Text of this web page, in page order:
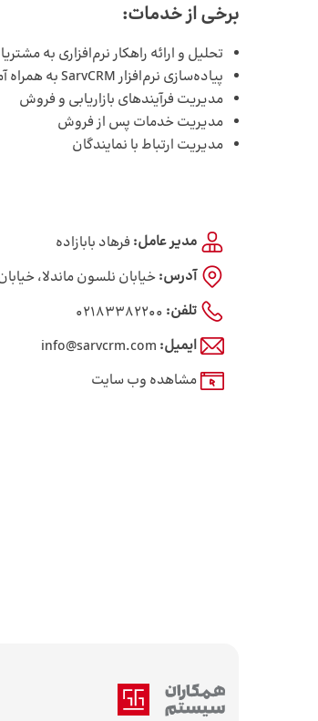
برخی از خدمات:
تحلیل و ارائه راهکار نرم‌افزاری به
پیاده‌سازی نرم‌افزار SarvCRM به همراه آموزش
مدیریت فرآیندهای بازاریابی و فروش‌
مدیریت خدمات پس از فروش‌
مدیریت ارتباط با نمایندگان
مدیر عامل: فرهاد بابازاده
آدرس:خیابان نلسون ماندلا،
تلفن: 02183382200
ایمیل: info@sarvcrm.com
مشاهده وب سایت